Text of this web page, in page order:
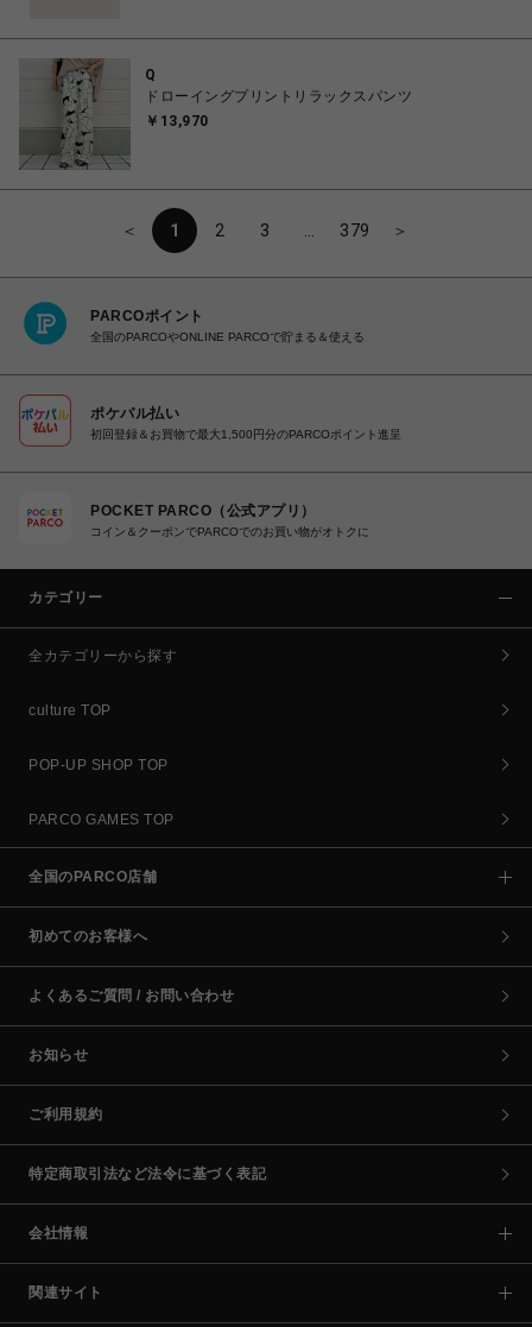
Q
ドローイングプリントリラックスパンツ
￥13,970
＜ 1 2 3 379 ＞
PARCOポイント
全国のPARCOやONLINE PARCOで貯まる＆使える
ポケパル払い
初回登録＆お買物で最大1,500円分のPARCOポイント進呈
POCKET PARCO（公式アプリ）
コイン＆クーポンでPARCOでのお買い物がオトクに
カテゴリー
全カテゴリーから探す
culture TOP
POP-UP SHOP TOP
PARCO GAMES TOP
全国のPARCO店舗
初めてのお客様へ
よくあるご質問 / お問い合わせ
お知らせ
ご利用規約
特定商取引法など法令に基づく表記
会社情報
関連サイト